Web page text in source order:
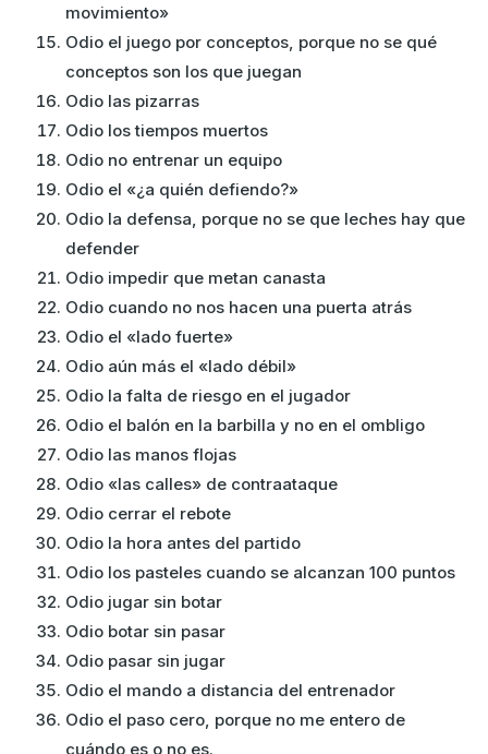
movimiento»
Odio el juego por conceptos, porque no se qué
conceptos son los que juegan
Odio las pizarras
Odio los tiempos muertos
Odio no entrenar un equipo
Odio el «¿a quién defiendo?»
Odio la defensa, porque no se que leches hay que
defender
Odio impedir que metan canasta
Odio cuando no nos hacen una puerta atrás
Odio el «lado fuerte»
Odio aún más el «lado débil»
Odio la falta de riesgo en el jugador
Odio el balón en la barbilla y no en el ombligo
Odio las manos flojas
Odio «las calles» de contraataque
Odio cerrar el rebote
Odio la hora antes del partido
Odio los pasteles cuando se alcanzan 100 puntos
Odio jugar sin botar
Odio botar sin pasar
Odio pasar sin jugar
Odio el mando a distancia del entrenador
Odio el paso cero, porque no me entero de
cuándo es o no es.